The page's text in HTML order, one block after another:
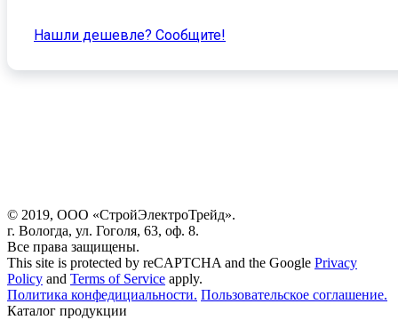
Нашли дешевле? Cообщите!
© 2019, ООО «СтройЭлектроТрейд».
г. Вологда, ул. Гоголя, 63, оф. 8.
Все права защищены.
This site is protected by reCAPTCHA and the Google Privacy
Policy and Terms of Service apply.
Политика конфедициальности. Пользовательское соглашение.
Каталог продукции